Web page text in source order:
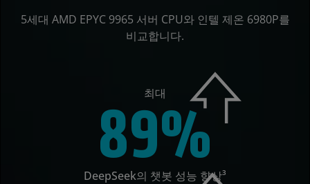
5세대 AMD EPYC 9965 서버 CPU와 인텔 제온 6980P를
비교합니다.
최대
89%
DeepSeek의 챗봇 성능 향상³